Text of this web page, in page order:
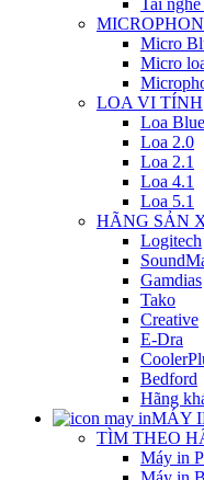
Tai
Micro
Micro
LOA VI TÍNH
Loa
Loa 2.0
Loa 2.1
Loa 4.1
Loa 5.1
HÃNG SẢN
Logitech
Gamdias
Tako
Creative
E-Dra
Bedford
Hãng
MÁY
TÌM THEO
Máy in